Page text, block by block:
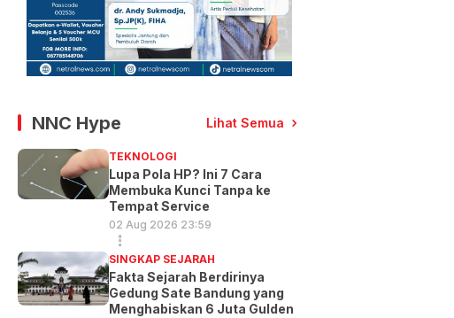
NNC Hype Lihat Semua
TEKNOLOGI
Lupa Pola HP? Ini 7 Cara
Membuka Kunci Tanpa ke
Tempat Service
02 Aug 2026 23:59
SINGKAP SEJARAH
Fakta Sejarah Berdirinya
Gedung Sate Bandung yang
Menghabiskan 6 Juta Gulden